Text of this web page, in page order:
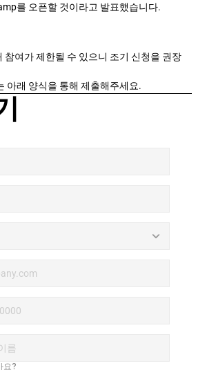
를 오픈할 것이라고 발표했습니다.
참여가 제한될 수 있으니 조기 신청을 권장
아래 양식을 통해 제출해주세요.
요?